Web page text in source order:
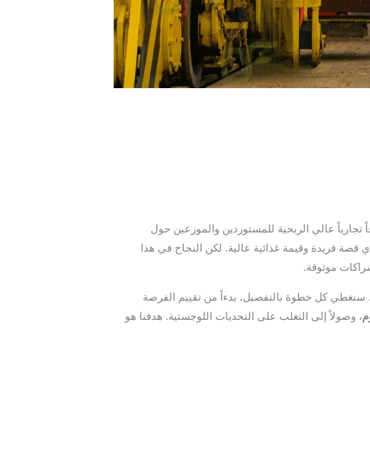
تجارياً عالي الربحية للمستوردين والموزعين حول
قصة فريدة وقيمة غذائية عالية. لكن النجاح في هذا
موثوقة.
كل خطوة بالتفصيل، بدءاً من تقييم الفرصة
، وصولاً إلى التغلب على التحديات اللوجستية. هدفنا هو